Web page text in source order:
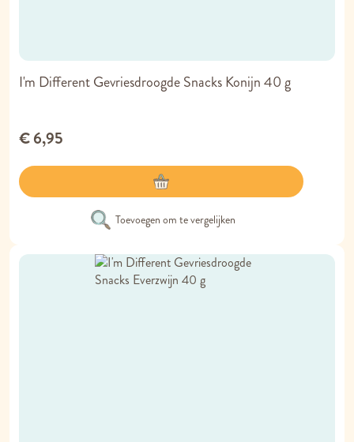
I'm Different Gevriesdroogde Snacks Konijn 40 g
€ 6,95
Toevoegen om te vergelijken